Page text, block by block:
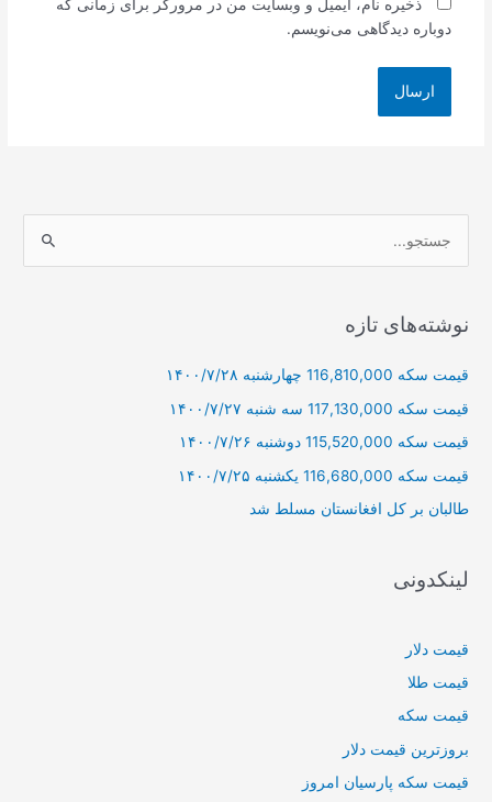
ذخیره نام، ایمیل و وبسایت من در مرورگر برای زمانی که
دوباره دیدگاهی می‌نویسم.
ب
ر
ا
نوشته‌های تازه
قیمت سکه 116,810,000 چهارشنبه ۱۴۰۰/۷/۲۸
قیمت سکه 117,130,000 سه شنبه ۱۴۰۰/۷/۲۷
قیمت سکه 115,520,000 دوشنبه ۱۴۰۰/۷/۲۶
قیمت سکه 116,680,000 یکشنبه ۱۴۰۰/۷/۲۵
طالبان بر كل افغانستان مسلط شد
لینکدونی
قیمت دلار
قیمت طلا
قیمت سکه
بروزترین قیمت دلار
قیمت سکه پارسیان امروز